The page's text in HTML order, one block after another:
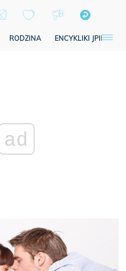
RODZINA ENCYKLIKI JPII
ad